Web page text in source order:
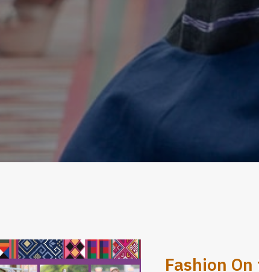
Fashion